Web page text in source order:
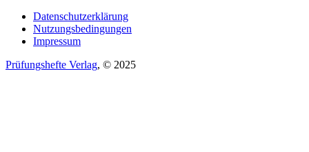
Datenschutzerklärung
Nutzungsbedingungen
Impressum
Prüfungshefte Verlag, © 2025